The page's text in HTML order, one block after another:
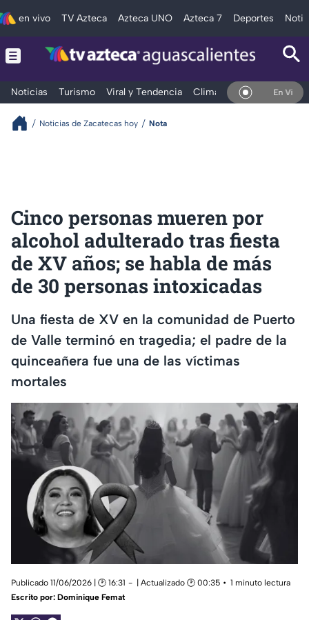
en vivo TV Azteca Azteca UNO Azteca 7 Deportes
Noticias Turismo Viral y Tendencia Clima Deportes En Vivo
Noticias de Zacatecas hoy Nota
Cinco personas mueren por
alcohol adulterado tras fiesta
de XV años; se habla de más
de 30 personas intoxicadas
Una fiesta de XV en la comunidad de Puerto
de Valle terminó en tragedia; el padre de la
quinceañera fue una de las víctimas
mortales
Publicado 11/06/2026 | 🕑 16:31 | Actualizado 🕑 00:35
1 minuto lectura
Escrito por: Dominique Femat